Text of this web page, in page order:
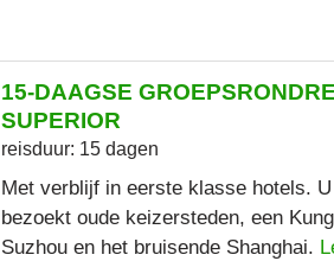
15-DAAGSE
SUPERIOR
reisduur: 15 dagen
Met verblijf in eerste klasse hotels.
bezoekt oude keizersteden, een
Suzhou en het bruisende Shanghai.